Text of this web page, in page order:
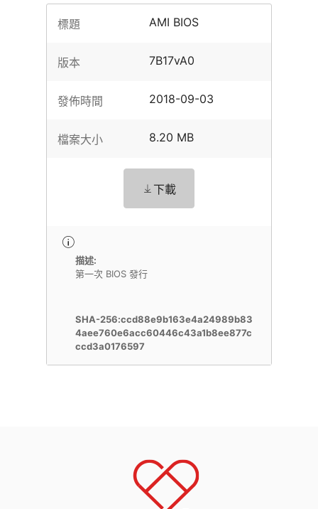
標題 AMI BIOS
版本 7B17vA0
發佈時間 2018-09-03
檔案大小 8.20 MB
下載
描述:
第一次 BIOS 發行
SHA-256:ccd88e9b163e4a24989b83
4aee760e6acc60446c43a1b8ee877c
ccd3a0176597